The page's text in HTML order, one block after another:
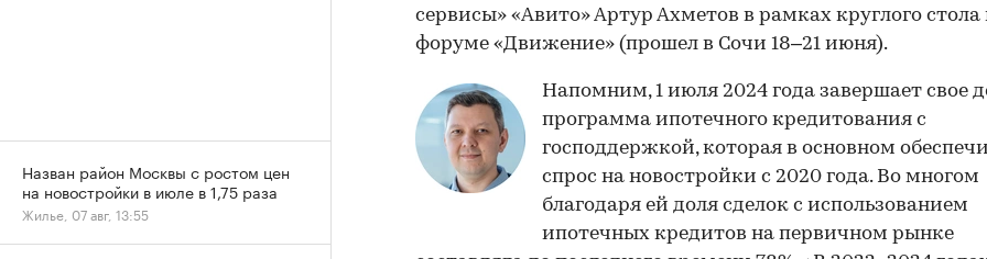
сервисы» «Авито» Артур Ахметов в рамках круглого стола
форуме «Движение» (прошел в Сочи 18–21 июня).
Напомним, 1 июля 2024 года завершает свое
программа ипотечного кредитования с
господдержкой, которая в основном
спрос на новостройки с 2020 года. Во многом
благодаря ей доля сделок с использованием
ипотечных кредитов на первичном рынке
Назван район Москвы с ростом цен
на новостройки в июле в 1,75 раза
Жилье, 07 авг, 13:55